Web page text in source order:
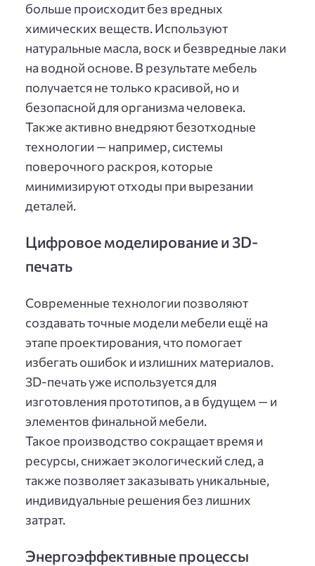
больше происходит без вредных
химических веществ. Используют
натуральные масла, воск и безвредные лаки
на водной основе. В результате мебель
получается не только красивой, но и
безопасной для организма человека.
Также активно внедряют безотходные
технологии — например, системы
поверочного раскроя, которые
минимизируют отходы при вырезании
деталей.
Цифровое моделирование и 3D-
печать
Современные технологии позволяют
создавать точные модели мебели ещё на
этапе проектирования, что помогает
избегать ошибок и излишних материалов.
3D-печать уже используется для
изготовления прототипов, а в будущем — и
элементов финальной мебели.
Такое производство сокращает время и
ресурсы, снижает экологический след, а
также позволяет заказывать уникальные,
индивидуальные решения без лишних
затрат.
Энергоэффективные процессы